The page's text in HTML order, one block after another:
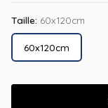
Taille: 60x120cm
60x120cm